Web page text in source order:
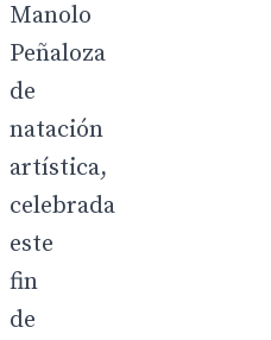
Manolo
Peñaloza
de
natación
artística,
celebrada
este
fin
de